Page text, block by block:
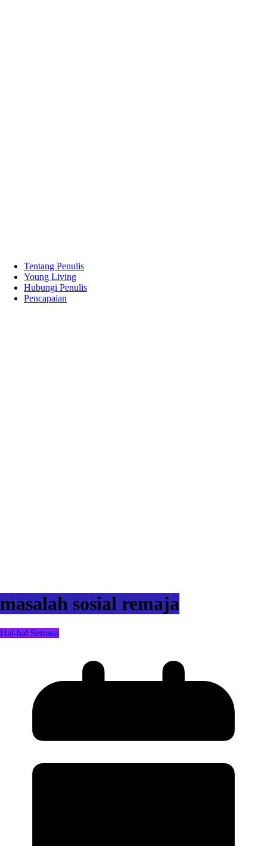
Tentang Penulis
Young Living
Hubungi Penulis
Pencapaian
masalah sosial remaja
Hal-hal Semasa